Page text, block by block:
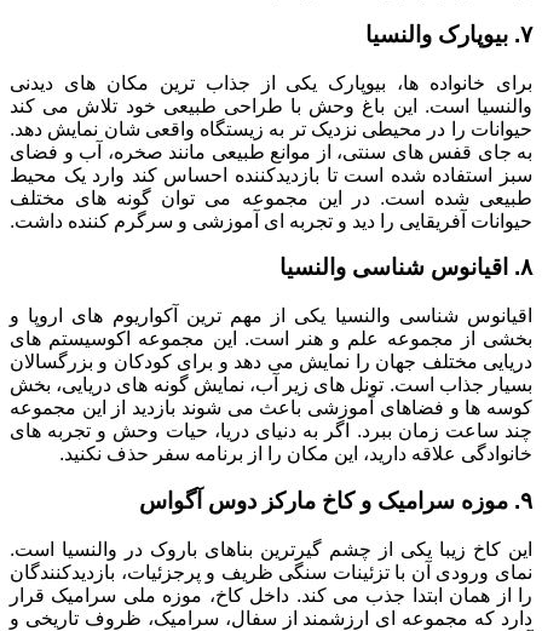
۷. بیوپارک والنسیا
برای خانواده ها، بیوپارک یکی از جذاب ترین مکان های دیدنی
والنسیا است. این باغ وحش با طراحی طبیعی خود تلاش می کند
حیوانات را در محیطی نزدیک تر به زیستگاه واقعی شان نمایش دهد.
به جای قفس های سنتی، از موانع طبیعی مانند صخره، آب و فضای
سبز استفاده شده است تا بازدیدکننده احساس کند وارد یک محیط
طبیعی شده است. در این مجموعه می توان گونه های مختلف
حیوانات آفریقایی را دید و تجربه ای آموزشی و سرگرم کننده داشت.
۸. اقیانوس شناسی والنسیا
اقیانوس شناسی والنسیا یکی از مهم ترین آکواریوم های اروپا و
بخشی از مجموعه علم و هنر است. این مجموعه اکوسیستم های
دریایی مختلف جهان را نمایش می دهد و برای کودکان و بزرگسالان
بسیار جذاب است. تونل های زیر آب، نمایش گونه های دریایی، بخش
کوسه ها و فضاهای آموزشی باعث می شوند بازدید از این مجموعه
چند ساعت زمان ببرد. اگر به دنیای دریا، حیات وحش و تجربه های
خانوادگی علاقه دارید، این مکان را از برنامه سفر حذف نکنید.
۹. موزه سرامیک و کاخ مارکز دوس آگواس
این کاخ زیبا یکی از چشم گیرترین بناهای باروک در والنسیا است.
نمای ورودی آن با تزئینات سنگی ظریف و پرجزئیات، بازدیدکنندگان
را از همان ابتدا جذب می کند. داخل کاخ، موزه ملی سرامیک قرار
دارد که مجموعه ای ارزشمند از سفال، سرامیک، ظروف تاریخی و